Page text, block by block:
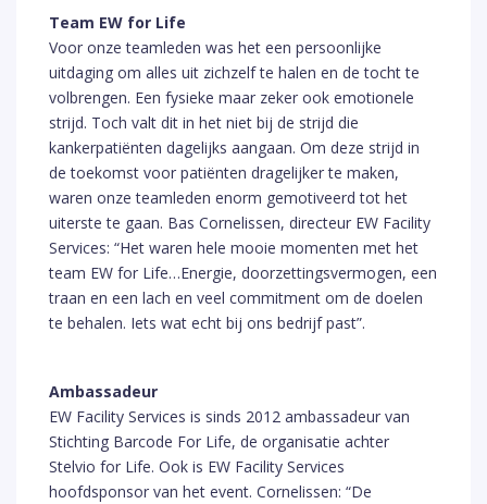
Team EW for Life
Voor onze teamleden was het een persoonlijke
uitdaging om alles uit zichzelf te halen en de tocht te
volbrengen. Een fysieke maar zeker ook emotionele
strijd. Toch valt dit in het niet bij de strijd die
kankerpatiënten dagelijks aangaan. Om deze strijd in
de toekomst voor patiënten dragelijker te maken,
waren onze teamleden enorm gemotiveerd tot het
uiterste te gaan. Bas Cornelissen, directeur EW Facility
Services: “Het waren hele mooie momenten met het
team EW for Life…Energie, doorzettingsvermogen, een
traan en een lach en veel commitment om de doelen
te behalen. Iets wat echt bij ons bedrijf past”.
Ambassadeur
EW Facility Services is sinds 2012 ambassadeur van
Stichting Barcode For Life, de organisatie achter
Stelvio for Life. Ook is EW Facility Services
hoofdsponsor van het event. Cornelissen: “De